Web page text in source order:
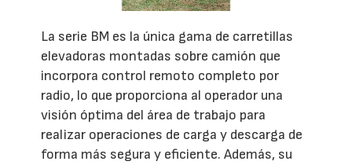
La serie BM es la única gama de carretillas
elevadoras montadas sobre camión que
incorpora control remoto completo por
radio, lo que proporciona al operador una
visión óptima del área de trabajo para
realizar operaciones de carga y descarga de
forma más segura y eficiente. Además, su